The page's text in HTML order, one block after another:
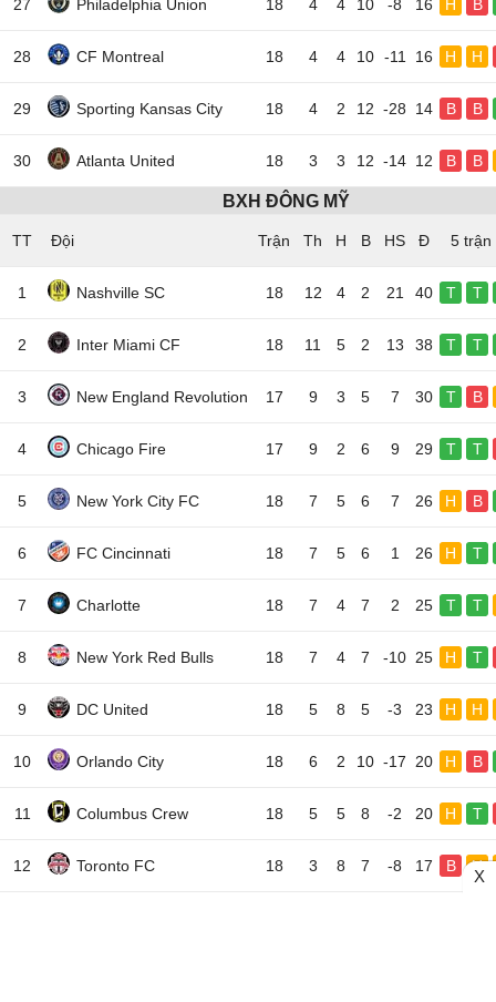
27 Philadelphia Union 18 4 4 10 -8 16 H B
28 CF Montreal 18 4 4 10 -11 16 H H
29 Sporting Kansas City 18 4 2 12 -28 14 B B
30 Atlanta United 18 3 3 12 -14 12 B B
BXH ĐÔNG MỸ
TT Đội 5 trận
1 Nashville SC 18 12 4 2 21 40 T T
2 Inter Miami CF 18 11 5 2 13 38 T T
3 New England Revolution 17 9 3 5 7 30 T B
4 Chicago Fire 17 9 2 6 9 29 T T
5 New York City FC 18 7 5 6 7 26 H B
6 FC Cincinnati 18 7 5 6 1 26 H T
7 Charlotte 18 7 4 7 2 25 T T
8 New York Red Bulls 18 7 4 7 -10 25 H T
9 DC United 18 5 8 5 -3 23 H H
10 Orlando City 18 6 2 10 -17 20 H B
11 Columbus Crew 18 5 5 8 -2 20 H T
12 Toronto FC 18 3 8 7 -8 17 B H
X